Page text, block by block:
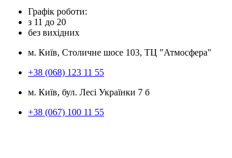
Графік роботи:
з 11 до 20
без вихідних
м. Київ, Столичне шосе 103, ТЦ "Атмосфера"
+38 (068) 123 11 55
м. Київ, бул. Лесі Українки 7 б
+38 (067) 100 11 55